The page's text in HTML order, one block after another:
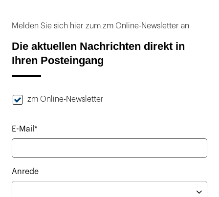
Melden Sie sich hier zum zm Online-Newsletter an
Die aktuellen Nachrichten direkt in
Ihren Posteingang
zm Online-Newsletter
E-Mail*
Anrede